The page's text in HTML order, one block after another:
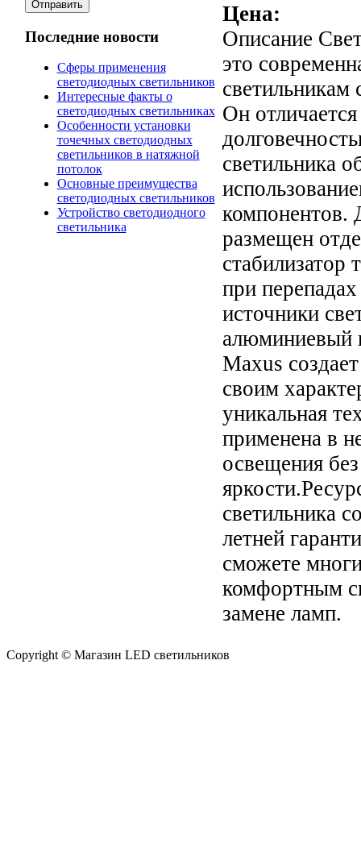
Последние новости
Сферы применения
светодиодных светильников
Интересные факты о
светодиодных светильниках
Особенности установки
точечных светодиодных
светильников в натяжной
потолок
Основные преимущества
светодиодных светильников
Устройство светодиодного
светильника
Цена:
Описание
это
Он
светильника
компонентов.
размещен
стабилизатор
при
источники
алюминиевый
Maxus
своим
уникальная
применена в
освещения
светильника
летней
сможете
комфортным
замене ламп.
Copyright © Магазин LED светильников